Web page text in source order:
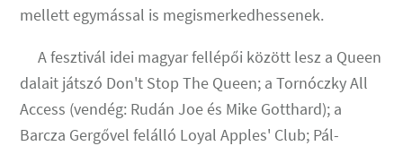
mellett egymással is megismerkedhessenek.
A fesztivál idei magyar fellépői között lesz a Queen
dalait játszó Don't Stop The Queen; a Tornóczky All
Access (vendég: Rudán Joe és Mike Gotthard); a
Barcza Gergővel felálló Loyal Apples' Club; Pál-